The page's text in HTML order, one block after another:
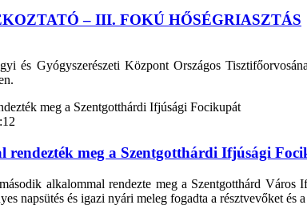
– III. FOKÚ HŐSÉGRIASZTÁS
és Gyógyszerészeti Központ Országos
rendezték meg a Szentgotthárdi Ifjúsági
alkalommal rendezte meg a Szentgotthárd
napsütés és igazi nyári meleg fogadta a résztvevőket és